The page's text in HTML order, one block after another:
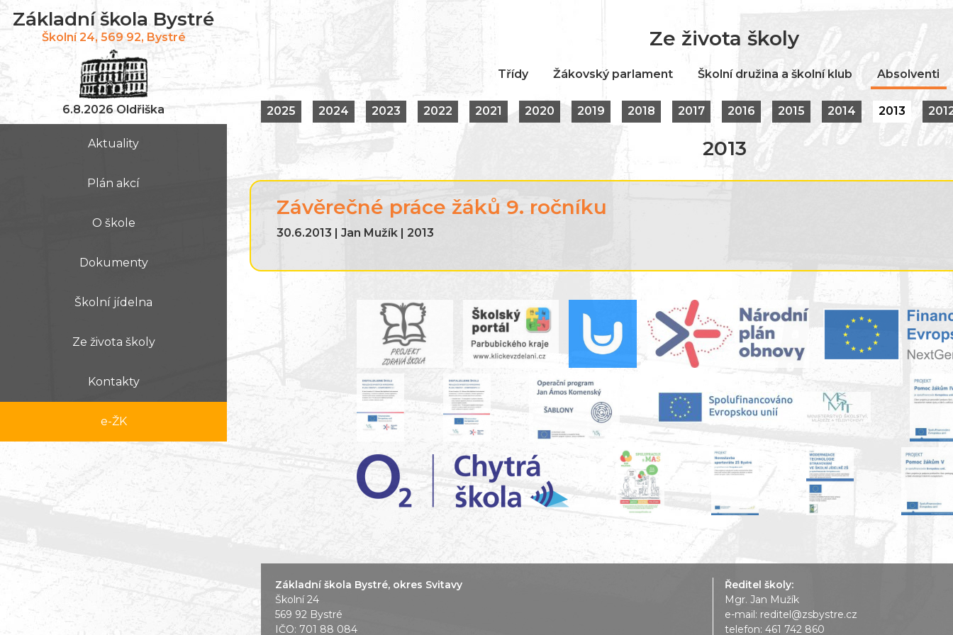
Základní škola Bystré
Školní 24, 569 92, Bystré
6.8.2026 Oldřiška
Aktuality
Plán akcí
O škole
Dokumenty
Školní jídelna
Ze života školy
Kontakty
e-ŽK
Ze života školy
Třídy Žákovský parlament Školní družina a školní klub Absolventi
2025 2024 2023 2022 2021 2020 2019 2018 2017 2016 2015 2014 2013
2013
Závěrečné práce žáků 9. ročníku
30.6.2013 | Jan Mužík | 2013
Základní škola Bystré, okres Svitavy
Školní 24
569 92 Bystré
IČO: 701 88 084
Ředitel školy:
Mgr. Jan Mužík
e-mail: reditel@zsbystre.cz
telefon: 461 742 860